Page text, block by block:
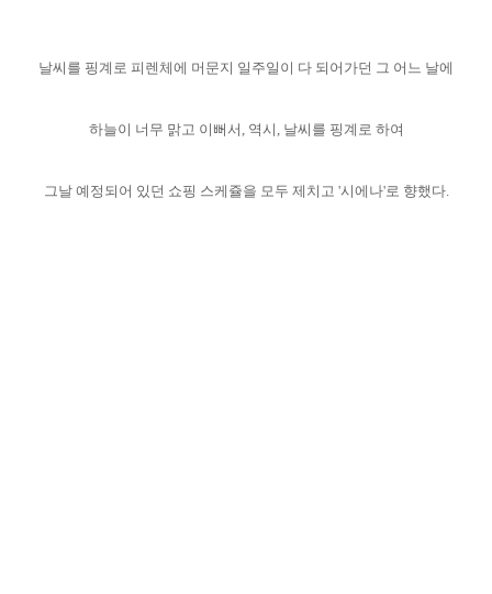
날씨를 핑계로 피렌체에 머문지 일주일이 다 되어가던 그 어느 날에
하늘이 너무 맑고 이뻐서, 역시, 날씨를 핑계로 하여
그날 예정되어 있던 쇼핑 스케쥴을 모두 제치고 '시에나'로 향했다.